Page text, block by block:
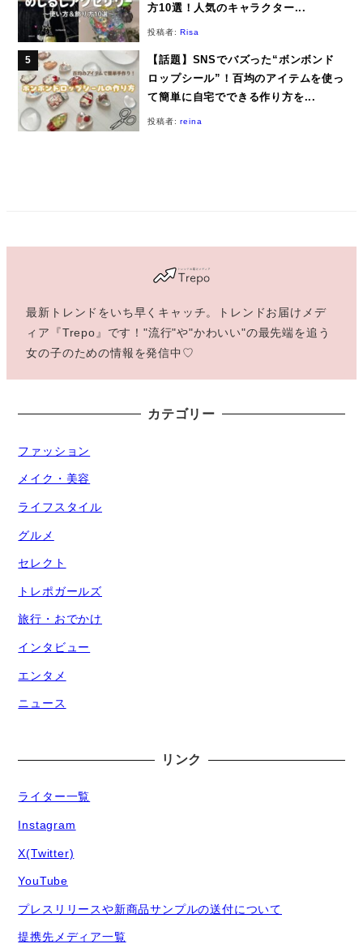
方10選！人気のキャラクター...
投稿者:Risa
【話題】SNSでバズった“ボンボンド
ロップシール”！百均のアイテムを使っ
て簡単に自宅でできる作り方を...
投稿者:reina
最新トレンドをいち早くキャッチ。トレンドお届けメデ
ィア『Trepo』です！"流行"や"かわいい"の最先端を追う
女の子のための情報を発信中♡
カテゴリー
ファッション
メイク・美容
ライフスタイル
グルメ
セレクト
トレポガールズ
旅行・おでかけ
インタビュー
エンタメ
ニュース
リンク
ライター一覧
Instagram
X(Twitter)
YouTube
プレスリリースや新商品サンプルの送付について
提携先メディア一覧